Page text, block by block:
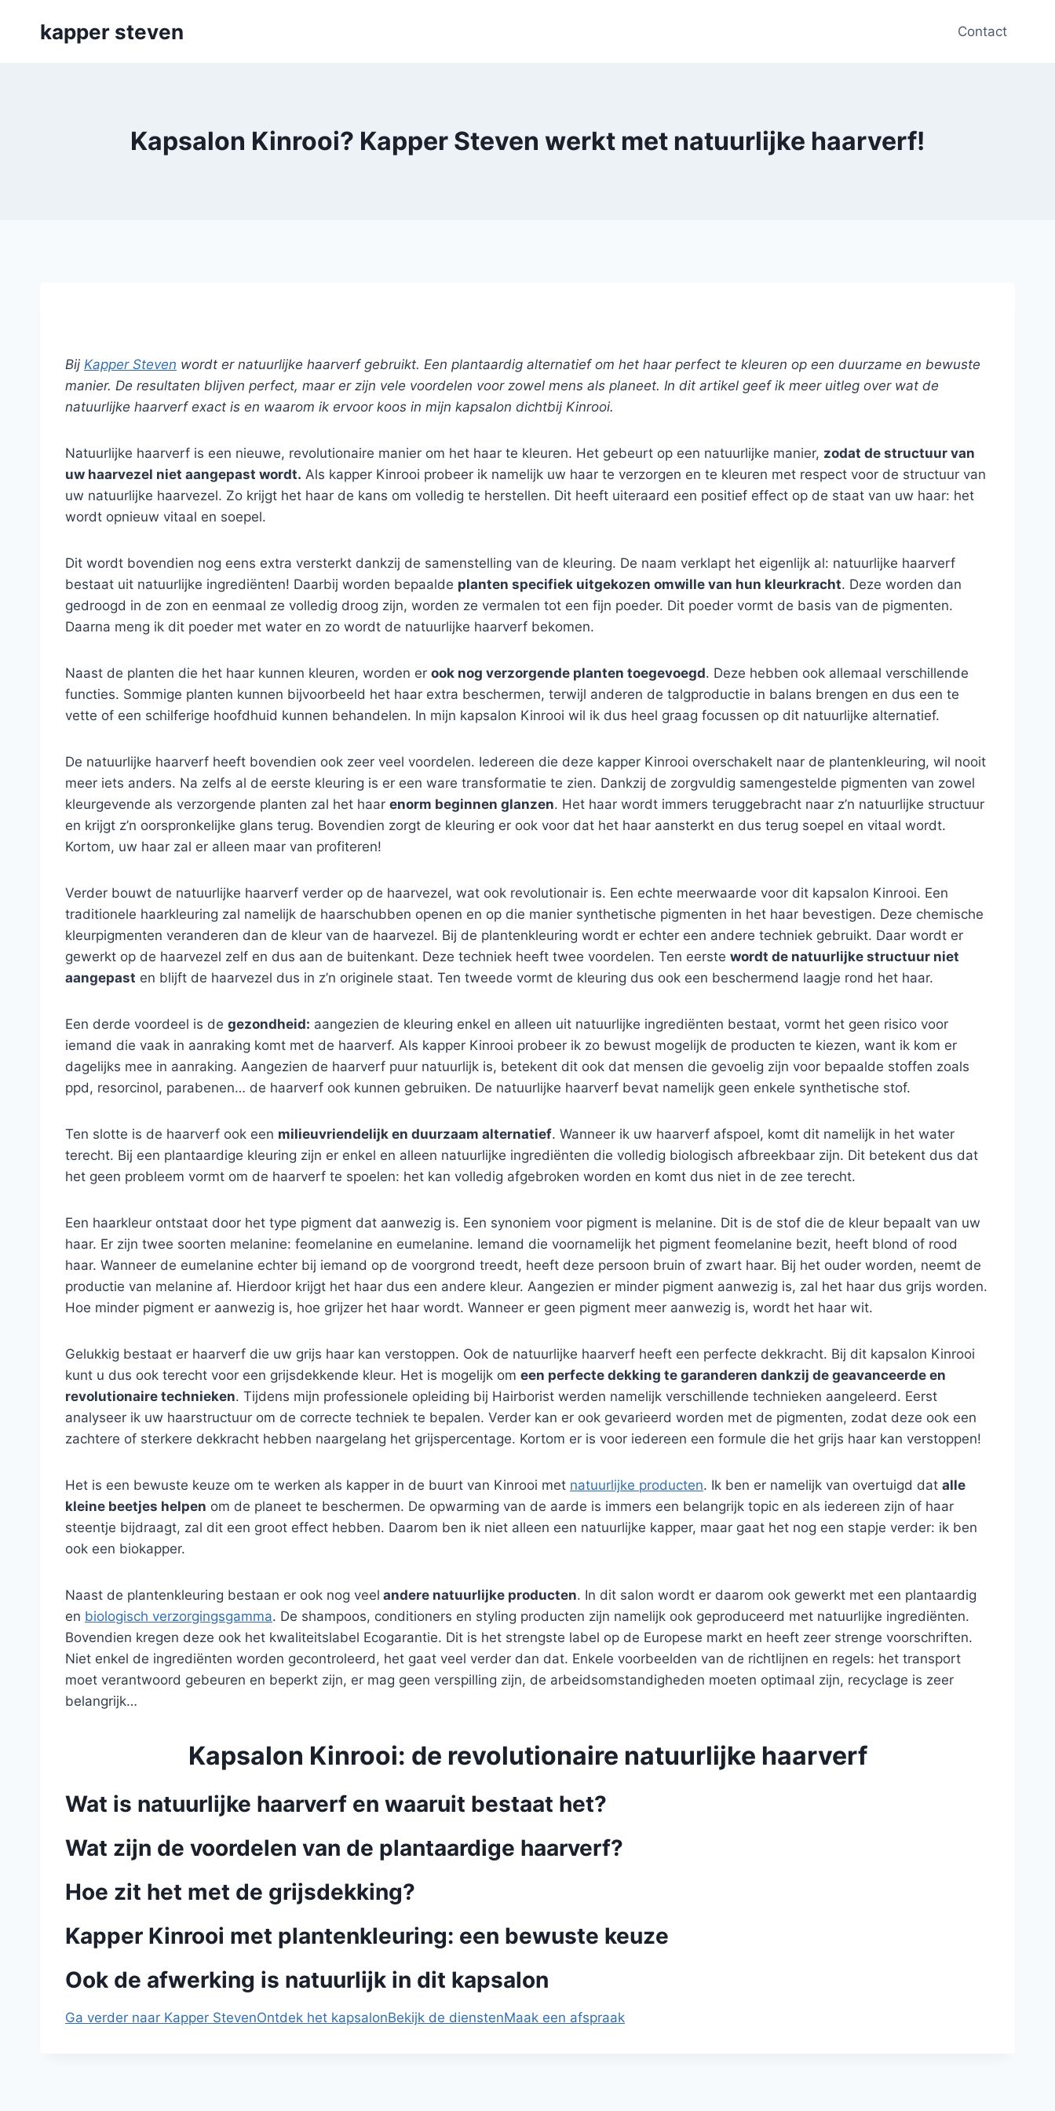
kapper steven Contact
Kapsalon Kinrooi? Kapper Steven werkt met natuurlijke haarverf!
Bij Kapper Steven wordt er natuurlijke haarverf gebruikt. Een plantaardig alternatief om het haar perfect te kleuren op een duurzame en bewuste
manier. De resultaten blijven perfect, maar er zijn vele voordelen voor zowel mens als planeet. In dit artikel geef ik meer uitleg over wat de
natuurlijke haarverf exact is en waarom ik ervoor koos in mijn kapsalon dichtbij Kinrooi.
Natuurlijke haarverf is een nieuwe, revolutionaire manier om het haar te kleuren. Het gebeurt op een natuurlijke manier, zodat de structuur van
uw haarvezel niet aangepast wordt. Als kapper Kinrooi probeer ik namelijk uw haar te verzorgen en te kleuren met respect voor de structuur van
uw natuurlijke haarvezel. Zo krijgt het haar de kans om volledig te herstellen. Dit heeft uiteraard een positief effect op de staat van uw haar: het
wordt opnieuw vitaal en soepel.
Dit wordt bovendien nog eens extra versterkt dankzij de samenstelling van de kleuring. De naam verklapt het eigenlijk al: natuurlijke haarverf
bestaat uit natuurlijke ingrediënten! Daarbij worden bepaalde planten specifiek uitgekozen omwille van hun kleurkracht. Deze worden dan
gedroogd in de zon en eenmaal ze volledig droog zijn, worden ze vermalen tot een fijn poeder. Dit poeder vormt de basis van de pigmenten.
Daarna meng ik dit poeder met water en zo wordt de natuurlijke haarverf bekomen.
Naast de planten die het haar kunnen kleuren, worden er ook nog verzorgende planten toegevoegd. Deze hebben ook allemaal verschillende
functies. Sommige planten kunnen bijvoorbeeld het haar extra beschermen, terwijl anderen de talgproductie in balans brengen en dus een te
vette of een schilferige hoofdhuid kunnen behandelen. In mijn kapsalon Kinrooi wil ik dus heel graag focussen op dit natuurlijke alternatief.
De natuurlijke haarverf heeft bovendien ook zeer veel voordelen. Iedereen die deze kapper Kinrooi overschakelt naar de plantenkleuring, wil nooit
meer iets anders. Na zelfs al de eerste kleuring is er een ware transformatie te zien. Dankzij de zorgvuldig samengestelde pigmenten van zowel
kleurgevende als verzorgende planten zal het haar enorm beginnen glanzen. Het haar wordt immers teruggebracht naar z’n natuurlijke structuur
en krijgt z’n oorspronkelijke glans terug. Bovendien zorgt de kleuring er ook voor dat het haar aansterkt en dus terug soepel en vitaal wordt.
Kortom, uw haar zal er alleen maar van profiteren!
Verder bouwt de natuurlijke haarverf verder op de haarvezel, wat ook revolutionair is. Een echte meerwaarde voor dit kapsalon Kinrooi. Een
traditionele haarkleuring zal namelijk de haarschubben openen en op die manier synthetische pigmenten in het haar bevestigen. Deze chemische
kleurpigmenten veranderen dan de kleur van de haarvezel. Bij de plantenkleuring wordt er echter een andere techniek gebruikt. Daar wordt er
gewerkt op de haarvezel zelf en dus aan de buitenkant. Deze techniek heeft twee voordelen. Ten eerste wordt de natuurlijke structuur niet
aangepast en blijft de haarvezel dus in z’n originele staat. Ten tweede vormt de kleuring dus ook een beschermend laagje rond het haar.
Een derde voordeel is de gezondheid: aangezien de kleuring enkel en alleen uit natuurlijke ingrediënten bestaat, vormt het geen risico voor
iemand die vaak in aanraking komt met de haarverf. Als kapper Kinrooi probeer ik zo bewust mogelijk de producten te kiezen, want ik kom er
dagelijks mee in aanraking. Aangezien de haarverf puur natuurlijk is, betekent dit ook dat mensen die gevoelig zijn voor bepaalde stoffen zoals
ppd, resorcinol, parabenen… de haarverf ook kunnen gebruiken. De natuurlijke haarverf bevat namelijk geen enkele synthetische stof.
Ten slotte is de haarverf ook een milieuvriendelijk en duurzaam alternatief. Wanneer ik uw haarverf afspoel, komt dit namelijk in het water
terecht. Bij een plantaardige kleuring zijn er enkel en alleen natuurlijke ingrediënten die volledig biologisch afbreekbaar zijn. Dit betekent dus dat
het geen probleem vormt om de haarverf te spoelen: het kan volledig afgebroken worden en komt dus niet in de zee terecht.
Een haarkleur ontstaat door het type pigment dat aanwezig is. Een synoniem voor pigment is melanine. Dit is de stof die de kleur bepaalt van uw
haar. Er zijn twee soorten melanine: feomelanine en eumelanine. Iemand die voornamelijk het pigment feomelanine bezit, heeft blond of rood
haar. Wanneer de eumelanine echter bij iemand op de voorgrond treedt, heeft deze persoon bruin of zwart haar. Bij het ouder worden, neemt de
productie van melanine af. Hierdoor krijgt het haar dus een andere kleur. Aangezien er minder pigment aanwezig is, zal het haar dus grijs worden.
Hoe minder pigment er aanwezig is, hoe grijzer het haar wordt. Wanneer er geen pigment meer aanwezig is, wordt het haar wit.
Gelukkig bestaat er haarverf die uw grijs haar kan verstoppen. Ook de natuurlijke haarverf heeft een perfecte dekkracht. Bij dit kapsalon Kinrooi
kunt u dus ook terecht voor een grijsdekkende kleur. Het is mogelijk om een perfecte dekking te garanderen dankzij de geavanceerde en
revolutionaire technieken. Tijdens mijn professionele opleiding bij Hairborist werden namelijk verschillende technieken aangeleerd. Eerst
analyseer ik uw haarstructuur om de correcte techniek te bepalen. Verder kan er ook gevarieerd worden met de pigmenten, zodat deze ook een
zachtere of sterkere dekkracht hebben naargelang het grijspercentage. Kortom er is voor iedereen een formule die het grijs haar kan verstoppen!
Het is een bewuste keuze om te werken als kapper in de buurt van Kinrooi met natuurlijke producten. Ik ben er namelijk van overtuigd dat alle
kleine beetjes helpen om de planeet te beschermen. De opwarming van de aarde is immers een belangrijk topic en als iedereen zijn of haar
steentje bijdraagt, zal dit een groot effect hebben. Daarom ben ik niet alleen een natuurlijke kapper, maar gaat het nog een stapje verder: ik ben
ook een biokapper.
Naast de plantenkleuring bestaan er ook nog veel andere natuurlijke producten. In dit salon wordt er daarom ook gewerkt met een plantaardig
en biologisch verzorgingsgamma. De shampoos, conditioners en styling producten zijn namelijk ook geproduceerd met natuurlijke ingrediënten.
Bovendien kregen deze ook het kwaliteitslabel Ecogarantie. Dit is het strengste label op de Europese markt en heeft zeer strenge voorschriften.
Niet enkel de ingrediënten worden gecontroleerd, het gaat veel verder dan dat. Enkele voorbeelden van de richtlijnen en regels: het transport
moet verantwoord gebeuren en beperkt zijn, er mag geen verspilling zijn, de arbeidsomstandigheden moeten optimaal zijn, recyclage is zeer
belangrijk…
Kapsalon Kinrooi: de revolutionaire natuurlijke haarverf
Wat is natuurlijke haarverf en waaruit bestaat het?
Wat zijn de voordelen van de plantaardige haarverf?
Hoe zit het met de grijsdekking?
Kapper Kinrooi met plantenkleuring: een bewuste keuze
Ook de afwerking is natuurlijk in dit kapsalon
Ga verder naar Kapper StevenOntdek het kapsalonBekijk de dienstenMaak een afspraak